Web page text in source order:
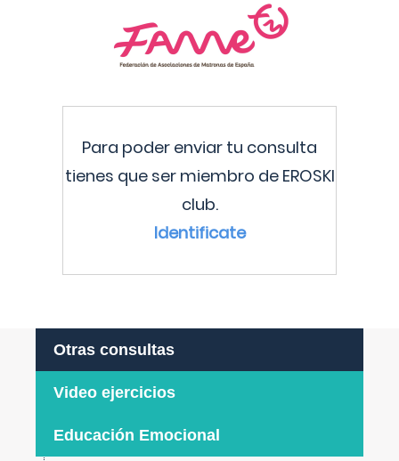
Para poder enviar tu consulta
tienes que ser miembro de EROSKI
club.
Identificate
Otras consultas
Video ejercicios
Educación Emocional